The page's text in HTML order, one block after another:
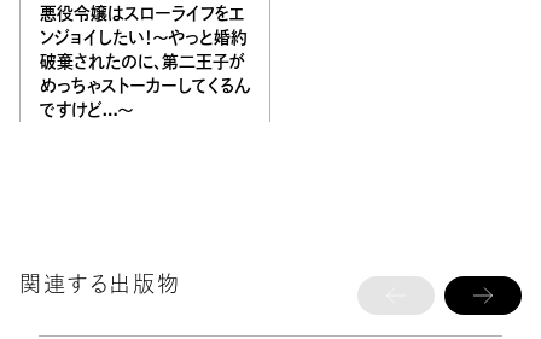
悪役令嬢はスローライフをエ
ンジョイしたい！〜やっと婚約
破棄されたのに、第二王子が
めっちゃストーカーしてくるん
ですけど…〜
関連する出版物